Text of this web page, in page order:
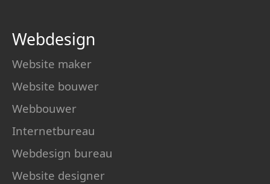
Webdesign
Website maker
Website bouwer
Webbouwer
Internetbureau
Webdesign bureau
Website designer